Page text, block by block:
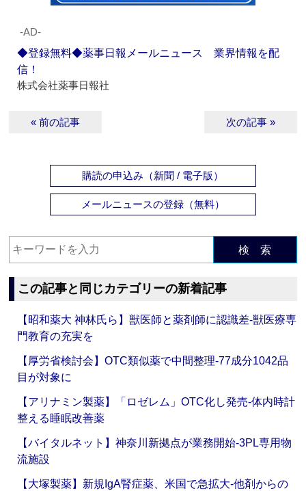
‐AD‐
◆登録無料◆薬事日報メールニュース 業界情報を配
信！
株式会社薬事日報社
« 前の記事 次の記事 »
購読の申込み（新聞 / 電子版）
メールニュースの登録（無料）
検 索
この記事と同じカテゴリーの新着記事
【昭和薬大 神林氏ら】獣医師と薬剤師に認識差‐獣医療専
門教育の充実を
【厚労省検討会】OTC類似薬で中間整理‐77成分1042品
目が対象に
【アリナミン製薬】「ロゼレム」OTC化し発売‐体内時計
整える睡眠改善薬
【バイタルネット】神奈川新拠点が業務開始‐3PL専用物
流施設
【大塚製薬】新規IgA腎症薬、米国で急拡大‐他剤からの